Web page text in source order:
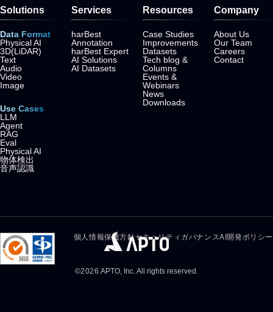
Solutions
Data Format
Physical AI
3D(LiDAR)
Text
Audio
Video
Image
Use Cases
LLM
Agent
RAG
Eval
Physical AI
物体検出
音声認識
Services
harBest
Annotation
harBest Expert
AI Solutions
AI Datasets
Resources
Case Studies
Improvements
Datasets
Tech blog &
Columns
Events &
Webinars
News
Downloads
Company
About Us
Our Team
Careers
Contact
個人情報保護方針セキュリティガバナンスAI開発ポリシー
©2026 APTO, Inc. All rights reserved.